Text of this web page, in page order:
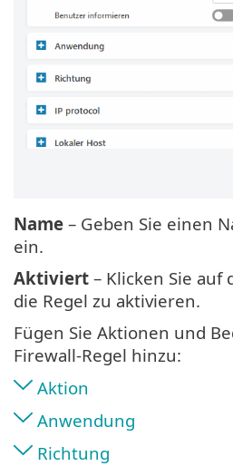
Name – Geben Sie einen
ein.
Aktiviert – Klicken Sie auf
die Regel zu aktivieren.
Fügen Sie Aktionen und
Firewall-Regel hinzu:
Aktion
Anwendung
Richtung